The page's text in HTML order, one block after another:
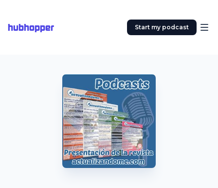
hubhopper Start my podcast